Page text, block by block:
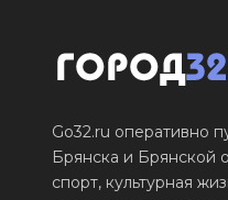
Go32.ru оперативно
Брянска и Брянской
спорт, культурная